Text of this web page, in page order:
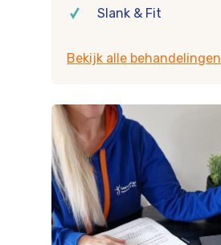
Slank & Fit
Bekijk alle behandelingen